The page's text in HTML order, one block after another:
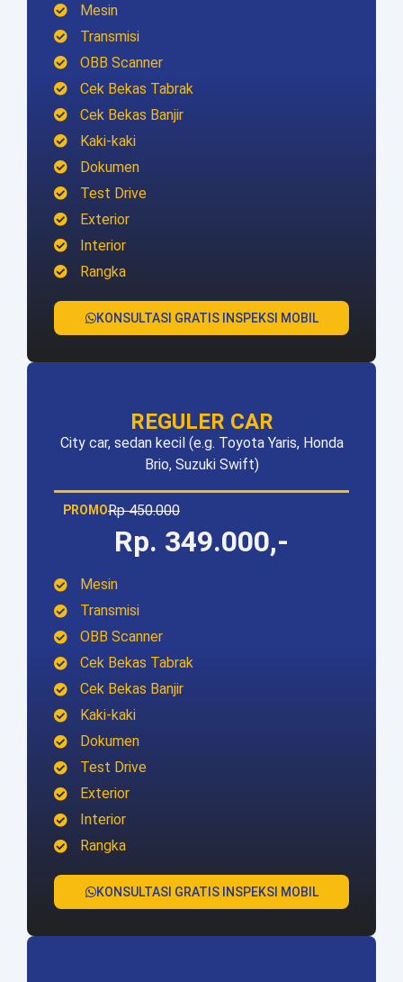
Mesin
Transmisi
OBB Scanner
Cek Bekas Tabrak
Cek Bekas Banjir
Kaki-kaki
Dokumen
Test Drive
Exterior
Interior
Rangka
KONSULTASI GRATIS INSPEKSI MOBIL
REGULER CAR
City car, sedan kecil (e.g. Toyota Yaris, Honda
Brio, Suzuki Swift)
PROMORp 450.000
Rp. 349.000,-
Mesin
Transmisi
OBB Scanner
Cek Bekas Tabrak
Cek Bekas Banjir
Kaki-kaki
Dokumen
Test Drive
Exterior
Interior
Rangka
KONSULTASI GRATIS INSPEKSI MOBIL